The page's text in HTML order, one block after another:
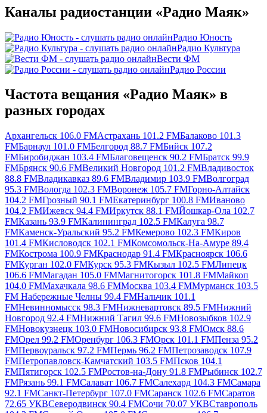
Каналы радиостанции «Радио Маяк»
Радио Юность
Радио Культура
Вести ФМ
Радио России
Частота вещания «Радио Маяк» в
разных городах
Архангельск 106.0 FMАстрахань 101.2 FMБалаково 101.3
FMБарнаул 101.0 FMБелгород 88.7 FMБийск 107.2
FMБиробиджан 103.4 FMБлаговещенск 90.2 FMБратск 99.9
FMБрянск 90.6 FMВеликий Новгород 101.2 FMВладивосток
88.8 FMВладикавказ 89.6 FMВладимир 103.9 FMВолгоград
95.3 FMВологда 102.3 FMВоронеж 105.7 FMГорно-Алтайск
104.2 FMГрозный 90.1 FMЕкатеринбург 100.8 FMИваново
104.2 FMИжевск 94.4 FMИркутск 88.1 FMЙошкар-Ола 102.7
FMКазань 93.9 FMКалининград 102.5 FMКалуга 98.7
FMКаменск-Уральский 95.2 FMКемерово 102.3 FMКиров
101.4 FMКисловодск 102.1 FMКомсомольск-На-Амуре 89.4
FMКострома 100.9 FMКраснодар 91.4 FMКрасноярск 106.6
FMКурган 102.0 FMКурск 95.3 FMКызыл 102.5 FMЛипецк
106.6 FMМагадан 105.0 FMМагнитогорск 101.8 FMМайкоп
104.0 FMМахачкала 98.6 FMМосква 103.4 FMМурманск 103.5
FM Набережные Челны 99.4 FMНальчик 101.1
FMНевинномысск 98.3 FMНижневартовск 89.5 FMНижний
Новгород 92.4 FMНижний Тагил 99.6 FMНовозыбков 102.9
FMНовокузнецк 103.0 FMНовосибирск 93.8 FMОмск 88.6
FMОрел 99.2 FMОренбург 106.3 FMОрск 101.1 FMПенза 95.2
FMПервоуральск 97.2 FMПермь 96.2 FMПетрозаводск 107.9
FMПетропавловск-Камчатский 103.5 FMПсков 104.1
FMПятигорск 102.5 FMРостов-на-Дону 91.8 FMРыбинск 102.7
FMРязань 99.1 FMСалават 106.7 FMСалехард 104.3 FMСамара
92.1 FMСанкт-Петербург 107.0 FMСаранск 102.6 FMСаратов
72.65 УКВСеверодвинск 90.4 FMСочи 70.07 УКВСтаврополь